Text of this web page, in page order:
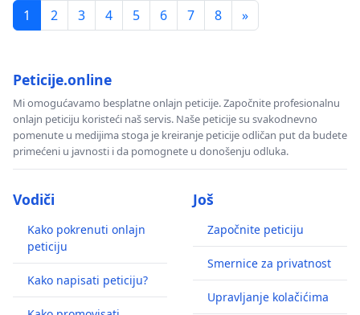
1
2 3 4 5 6 7 8 »
Peticije.online
Mi omogućavamo besplatne onlajn peticije. Započnite profesionalnu
onlajn peticiju koristeći naš servis. Naše peticije su svakodnevno
pomenute u medijima stoga je kreiranje peticije odličan put da budete
primećeni u javnosti i da pomognete u donošenju odluka.
Vodiči
Kako pokrenuti onlajn
peticiju
Kako napisati peticiju?
Još
Započnite peticiju
Smernice za privatnost
Upravljanje kolačićima